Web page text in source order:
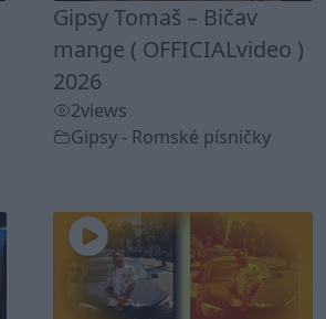
Gipsy Tomaš – Bičav
mange ( OFFICIALvideo )
2026
2views
Gipsy - Romské písničky